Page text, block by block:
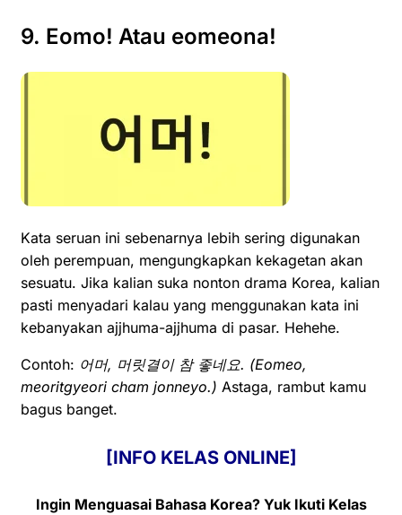
9. Eomo! Atau eomeona!
Kata seruan ini sebenarnya lebih sering digunakan
oleh perempuan, mengungkapkan kekagetan akan
sesuatu. Jika kalian suka nonton drama Korea, kalian
pasti menyadari kalau yang menggunakan kata ini
kebanyakan ajjhuma-ajjhuma di pasar. Hehehe.
Contoh: 어머, 머릿결이 참 좋네요. (Eomeo,
meoritgyeori cham jonneyo.) Astaga, rambut kamu
bagus banget.
[INFO KELAS ONLINE]
Ingin Menguasai Bahasa Korea? Yuk Ikuti Kelas